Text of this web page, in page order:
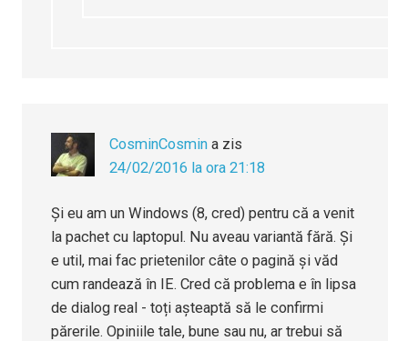
CosminCosmin a zis
24/02/2016 la ora 21:18
Și eu am un Windows (8, cred) pentru că a venit
la pachet cu laptopul. Nu aveau variantă fără. Și
e util, mai fac prietenilor câte o pagină și văd
cum randează în IE. Cred că problema e în lipsa
de dialog real - toți așteaptă să le confirmi
părerile. Opiniile tale, bune sau nu, ar trebui să